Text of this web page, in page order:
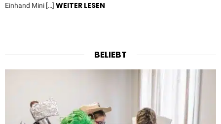
Einhand Mini […] WEITER LESEN
BELIEBT